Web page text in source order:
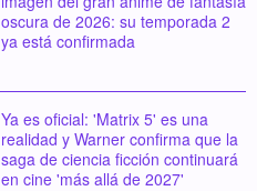
oscura de 2026: su temporada 2
ya está confirmada
Ya es oficial: 'Matrix 5' es una
realidad y Warner confirma que la
saga de ciencia ficción continuará
en cine 'más allá de 2027'